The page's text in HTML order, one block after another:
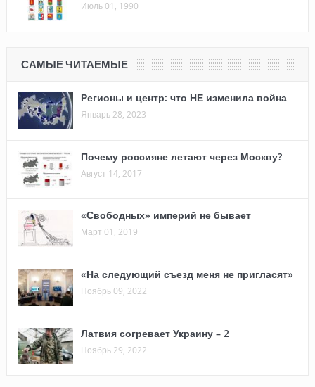
Июль 01, 1990
САМЫЕ ЧИТАЕМЫЕ
Регионы и центр: что НЕ изменила война
Январь 28, 2023
Почему россияне летают через Москву?
Август 14, 2017
«Свободных» империй не бывает
Март 01, 2019
«На следующий съезд меня не пригласят»
Ноябрь 09, 2022
Латвия согревает Украину – 2
Ноябрь 29, 2022